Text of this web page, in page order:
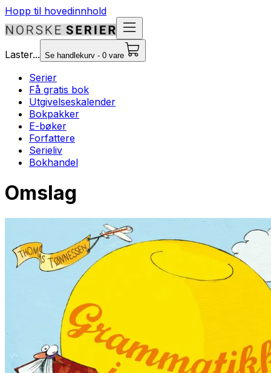
Hopp til hovedinnhold
Laster... Se handlekurv - 0 vare
Serier
Få gratis bok
Utgivelseskalender
Bokpakker
E-bøker
Forfattere
Serieliv
Bokhandel
Omslag